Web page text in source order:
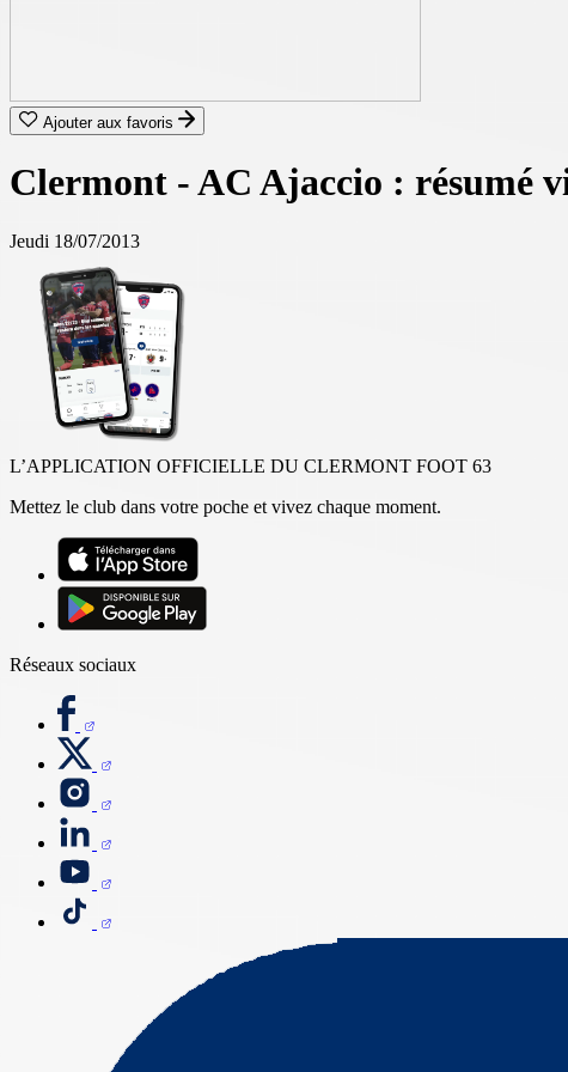
Ajouter aux favoris
Clermont - AC Ajaccio : résumé
Jeudi 18/07/2013
L’APPLICATION OFFICIELLE DU CLERMONT FOOT 63
Mettez le club dans votre poche et vivez chaque moment.
Réseaux sociaux